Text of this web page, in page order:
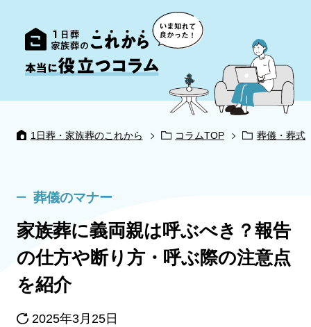
1日葬・家族葬のこれから コラムTOP 葬儀・葬式
葬儀のマナー
家族葬に義両親は呼ぶべき？報告
の仕方や断り方・呼ぶ際の注意点
を紹介
2025年3月25日